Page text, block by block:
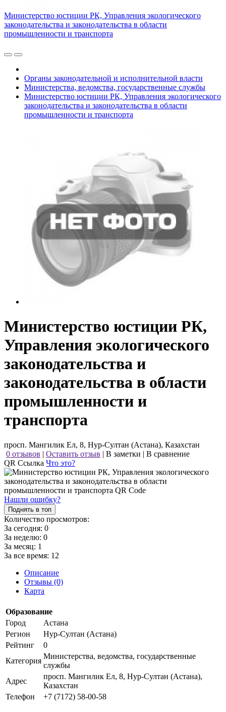
Министерство юстиции РК, Управления экологического
законодательства и законодательства в области
промышленности и транспорта
Органы законодательной и исполнительной власти
Министерства, ведомства, государственные службы
Министерство юстиции РК, Управления экологического
законодательства и законодательства в области
промышленности и транспорта
Министерство юстиции РК,
Управления экологического
законодательства и
законодательства в области
промышленности и
транспорта
просп. Мангилик Ел, 8, Нур-Султан (Астана), Казахстан
0 отзывов | Оставить отзыв | В заметки | В сравнение
QR Ссылка Что это?
Нашли ошибку?
Поднять в топ
Количество просмотров:
За сегодня: 0
За неделю: 0
За месяц: 1
За все время: 12
Описание
Отзывы (0)
Карта
Образование
Город
Астана
Регион
Нур-Султан (Астана)
Рейтинг
0
Категория
Министерства, ведомства, государственные
службы
Адрес
просп. Мангилик Ел, 8, Нур-Султан (Астана),
Казахстан
Телефон
+7 (7172) 58-00-58